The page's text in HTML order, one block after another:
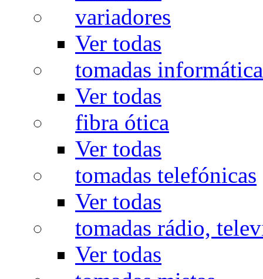
variadores
Ver todas
tomadas
Ver todas
fibra ótica
Ver todas
tomadas telefónicas
Ver todas
tomadas rádio,
Ver todas